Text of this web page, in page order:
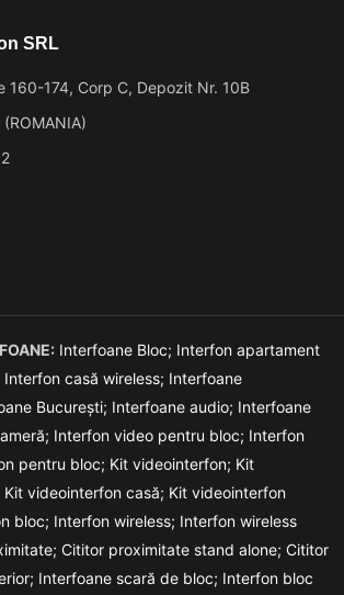
SRL
160-174, Corp C, Depozit Nr. 10B
Interfoane Bloc; Interfon apartament
Interfon casă wireless; Interfoane
București; Interfoane audio; Interfoane
Interfon video pentru bloc; Interfon
pentru bloc; Kit videointerfon; Kit
Kit videointerfon casă; Kit videointerfon
bloc; Interfon wireless; Interfon wireless
Cititor proximitate stand alone; Cititor
Interfoane scară de bloc; Interfon bloc